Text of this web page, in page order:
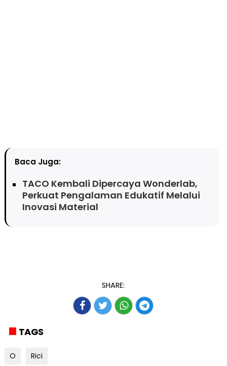
Baca Juga:
TACO Kembali Dipercaya Wonderlab,
Perkuat Pengalaman Edukatif Melalui
Inovasi Material
SHARE:
TAGS
O Rici